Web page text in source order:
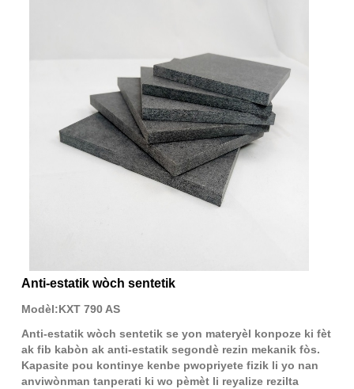
Anti-estatik wòch sentetik
Modèl:KXT 790 AS
Anti-estatik wòch sentetik se yon materyèl konpoze ki fèt
ak fib kabòn ak anti-estatik segondè rezin mekanik fòs.
Kapasite pou kontinye kenbe pwopriyete fizik li yo nan
anviwònman tanperati ki wo pèmèt li reyalize rezilta